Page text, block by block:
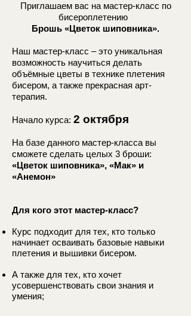
Приглашаем вас на мастер-класс по
бисероплетению
Брошь «Цветок шиповника».
Наш мастер-класс – это уникальная
возможность научиться делать
объёмные цветы в технике плетения
бисером, а также прекрасная арт-
терапия.
Начало курса: 2 октября
На базе данного мастер-класса вы
сможете сделать целых 3 броши:
«Цветок шиповника», «Мак» и
«Анемон»
Для кого этот мастер-класс?
Курс подходит для тех, кто только
начинает осваивать базовые навыки
плетения и вышивки бисером.
А также для тех, кто хочет
усовершенствовать свои знания и
умения;